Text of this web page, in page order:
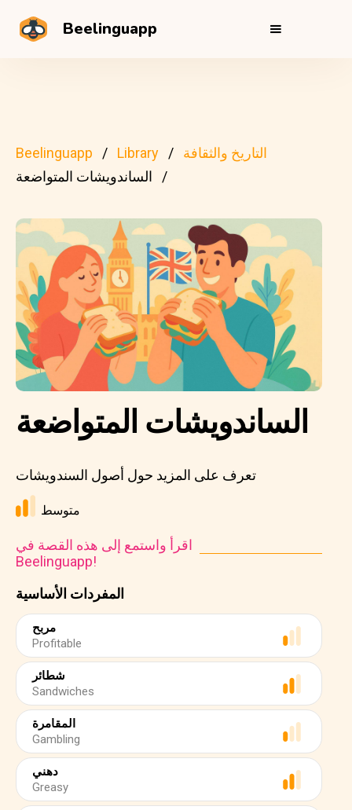
Beelinguapp
Beelinguapp Library
التاريخ والثقافة
الساندويشات المتواضعة
المفردات الأساسية
مربح
Profitable
شطائر
Sandwiches
المقامرة
Gambling
دهني
Greasy
الساندويشات المتواضعة
تعرف على المزيد حول أصول السندويشات
متوسط
اقرأ واستمع إلى هذه القصة في
Beelinguapp!